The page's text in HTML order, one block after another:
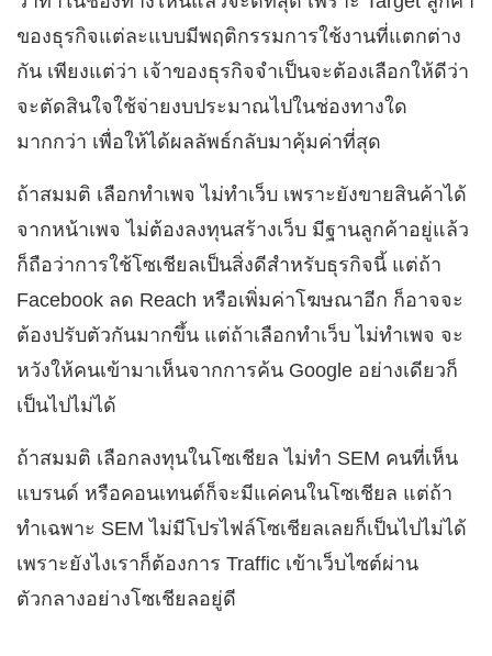
ของธุรกิจแต่ละแบบมีพฤติกรรมการใช้งานที่แตกต่าง
กัน เพียงแต่ว่า เจ้าของธุรกิจจำเป็นจะต้องเลือกให้ดีว่า
จะตัดสินใจใช้จ่ายงบประมาณไปในช่องทางใด
มากกว่า เพื่อให้ได้ผลลัพธ์กลับมาคุ้มค่าที่สุด
ถ้าสมมติ เลือกทำเพจ ไม่ทำเว็บ เพราะยังขายสินค้าได้
จากหน้าเพจ ไม่ต้องลงทุนสร้างเว็บ มีฐานลูกค้าอยู่แล้ว
ก็ถือว่าการใช้โซเชียลเป็นสิ่งดีสำหรับธุรกิจนี้ แต่ถ้า
Facebook ลด Reach หรือเพิ่มค่าโฆษณาอีก ก็อาจจะ
ต้องปรับตัวกันมากขึ้น แต่ถ้าเลือกทำเว็บ ไม่ทำเพจ จะ
หวังให้คนเข้ามาเห็นจากการค้น Google อย่างเดียวก็
เป็นไปไม่ได้
ถ้าสมมติ เลือกลงทุนในโซเชียล ไม่ทำ SEM คนที่เห็น
แบรนด์ หรือคอนเทนต์ก็จะมีแค่คนในโซเชียล แต่ถ้า
ทำเฉพาะ SEM ไม่มีโปรไฟล์โซเชียลเลยก็เป็นไปไม่ได้
เพราะยังไงเราก็ต้องการ Traffic เข้าเว็บไซต์ผ่าน
ตัวกลางอย่างโซเชียลอยู่ดี